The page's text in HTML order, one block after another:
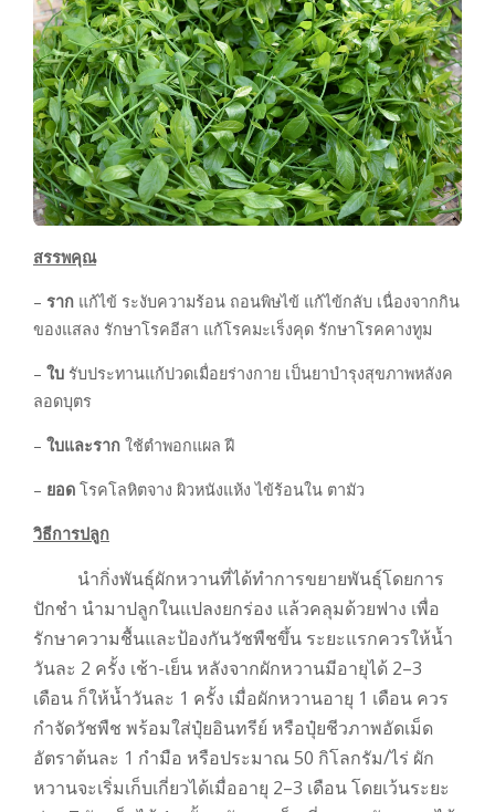
สรรพคุณ
– ราก แก้ไข้ ระงับความร้อน ถอนพิษไข้ แก้ไข้กลับ เนื่องจากกิน
ของแสลง รักษาโรคอีสา แก้โรคมะเร็งคุด รักษาโรคคางทูม
– ใบ รับประทานแก้ปวดเมื่อยร่างกาย เป็นยาบำรุงสุขภาพหลังค
ลอดบุตร
– ใบและราก ใช้ตำพอกแผล ฝี
– ยอด โรคโลหิตจาง ผิวหนังแห้ง ไข้ร้อนใน ตามัว
วิธีการปลูก
นำกิ่งพันธุ์ผักหวานที่ได้ทำการขยายพันธุ์โดยการ
ปักชำ นำมาปลูกในแปลงยกร่อง แล้วคลุมด้วยฟาง เพื่อ
รักษาความชื้นและป้องกันวัชพืชขึ้น ระยะแรกควรให้น้ำ
วันละ 2 ครั้ง เช้า-เย็น หลังจากผักหวานมีอายุได้ 2–3
เดือน ก็ให้น้ำวันละ 1 ครั้ง เมื่อผักหวานอายุ 1 เดือน ควร
กำจัดวัชพืช พร้อมใส่ปุ๋ยอินทรีย์ หรือปุ๋ยชีวภาพอัดเม็ด
อัตราต้นละ 1 กำมือ หรือประมาณ 50 กิโลกรัม/ไร่ ผัก
หวานจะเริ่มเก็บเกี่ยวได้เมื่ออายุ 2–3 เดือน โดยเว้นระยะ